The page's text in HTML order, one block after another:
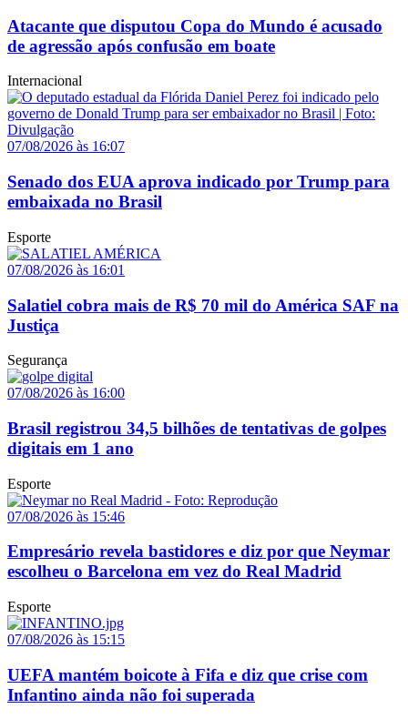
Atacante que disputou Copa do Mundo é acusado
de agressão após confusão em boate
Internacional
07/08/2026 às 16:07
Senado dos EUA aprova indicado por Trump para
embaixada no Brasil
Esporte
07/08/2026 às 16:01
Salatiel cobra mais de R$ 70 mil do América SAF na
Justiça
Segurança
07/08/2026 às 16:00
Brasil registrou 34,5 bilhões de tentativas de golpes
digitais em 1 ano
Esporte
07/08/2026 às 15:46
Empresário revela bastidores e diz por que Neymar
escolheu o Barcelona em vez do Real Madrid
Esporte
07/08/2026 às 15:15
UEFA mantém boicote à Fifa e diz que crise com
Infantino ainda não foi superada